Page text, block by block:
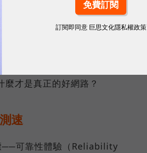
斬獲全台獨有的「可靠性體
影音體驗 No.1、全台整體語
率 No.1 多項榮譽。
投入頻譜布局、基地台建設與
才是真正的好網路？
速
──可靠性體驗（Reliability
訂閱即同意 巨思文化隱私權政策